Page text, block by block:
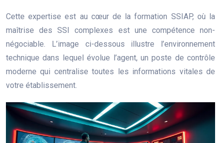
Cette expertise est au cœur de la formation SSIAP, où la
maîtrise des SSI complexes est une compétence non-
négociable. L’image ci-dessous illustre l’environnement
technique dans lequel évolue l’agent, un poste de contrôle
moderne qui centralise toutes les informations vitales de
votre établissement.